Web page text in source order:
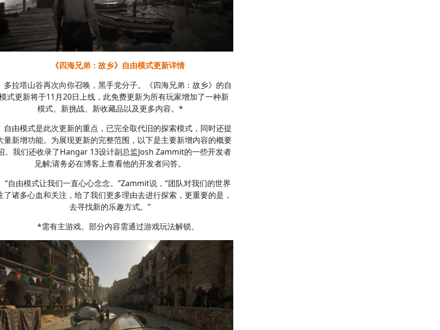
《四海兄弟：故乡》自由模式更新详情
多拉塔山谷再次向你召唤，黑手党分子。《四海兄弟：故乡》的自
式更新将于11月20日上线，此免费更新为所有玩家增加了一种新
模式、新挑战、新收藏品以及更多内容。*
自由模式是此次更新的重点，已完全取代旧的探索模式，同时还提
量新增功能。为展现更新的完整范围，以下是主要新增内容的概要
。我们还收录了Hangar 13设计副总监Josh Zammit的一些开发者
见解;请务必在博客上查看他的开发者问答。
“自由模式让我们一直心心念念。”Zammit说，“团队对我们的世界
了诸多心血和关注，给了我们更多理由去进行探索，更重要的是，
去寻找新的乐趣方式。”
*需有主游戏。部分内容需通过游戏玩法解锁。